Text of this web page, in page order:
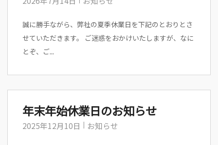
誠に勝手ながら、弊社の夏季休業日を下記のとおりとさ
せていただきます。 ご迷惑をおかけいたしますが、なに
とぞ、ご...
年末年始休業日のお知らせ
2025年12月10日 お知らせ